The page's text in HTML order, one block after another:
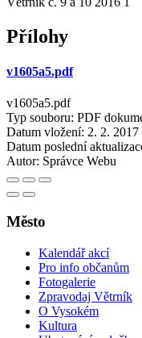
Přílohy
v1605a5.pdf
v1605a5.pdf
Typ souboru: PDF
Datum vložení: 2. 2. 2017
Datum poslední
Autor: Správce Webu
Město
Kalendář akcí
Pro info občanům
Fotogalerie
Zpravodaj Větrník
O Vysokém
Kultura